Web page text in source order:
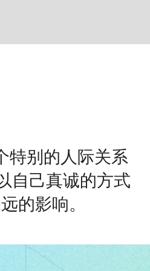
特别的人际关系
自己真诚的方式
的影响。